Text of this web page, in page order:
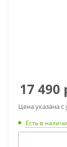
17 490
Цена указана
Есть в